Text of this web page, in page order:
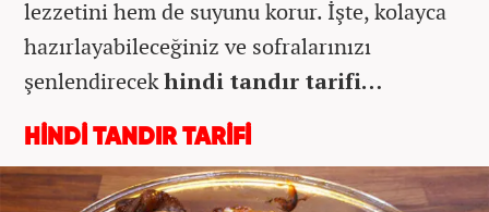
lezzetini hem de suyunu korur. İşte, kolayca
hazırlayabileceğiniz ve sofralarınızı
şenlendirecekhindi tandır tarifi…
HİNDİ TANDIR TARİFİ